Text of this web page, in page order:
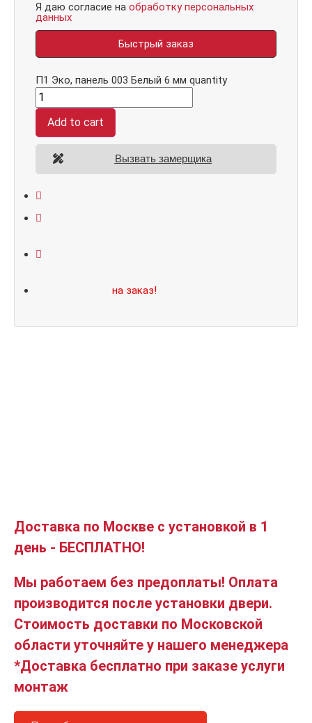
Я даю согласие на обработку персональных
данных
Быстрый заказ
П1 Эко, панель 003 Белый 6 мм quantity
Add to cart
Вызвать замерщика
на заказ!
Доставка по Москве с установкой в 1
день - БЕСПЛАТНО!
Мы работаем без предоплаты! Оплата
производится после установки двери.
Стоимость доставки по Московской
области уточняйте у нашего менеджера
*Доставка бесплатно при заказе услуги
монтаж